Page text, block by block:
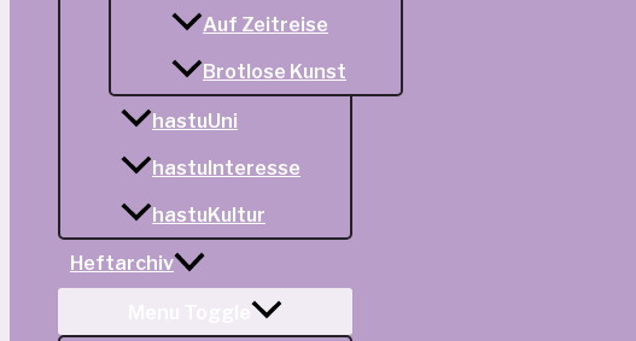
Auf Zeitreise
Brotlose Kunst
hastuUni
hastuInteresse
hastuKultur
Heftarchiv